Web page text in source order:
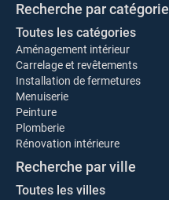
Recherche par catégorie
Toutes les catégories
Aménagement intérieur
Carrelage et revêtements
Installation de fermetures
Menuiserie
Peinture
Plomberie
Rénovation intérieure
Recherche par ville
Toutes les villes